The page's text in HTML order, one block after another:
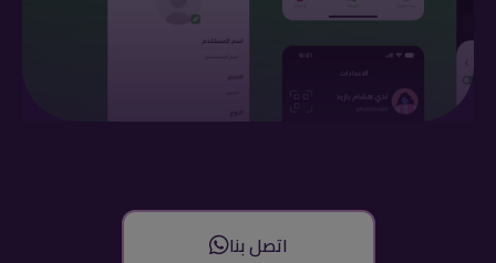
اتصل بنا